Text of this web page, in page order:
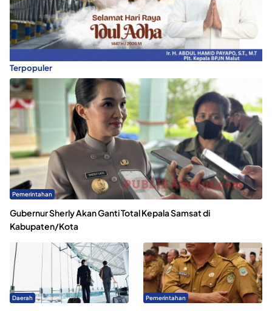
Terpopuler
Pemerintahan
Gubernur Sherly Akan Ganti Total Kepala Samsat di
Kabupaten/Kota
Daerah Pemerintahan